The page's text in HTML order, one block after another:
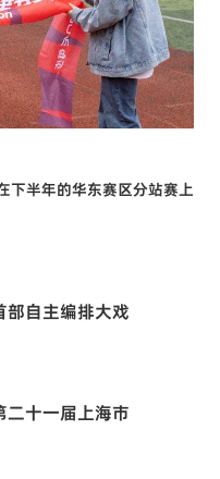
下半年的华东赛区分站赛上
部自主编排大戏
二十一届上海市